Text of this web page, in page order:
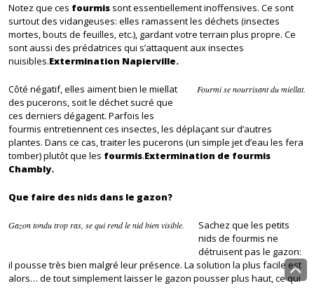
Notez que ces fourmis sont essentiellement inoffensives. Ce sont
surtout des vidangeuses: elles ramassent les déchets (insectes
mortes, bouts de feuilles, etc.), gardant votre terrain plus propre. Ce
sont aussi des prédatrices qui s’attaquent aux insectes
nuisibles.Extermination Napierville.
Fourmi se nourrisant du miellat.
Côté négatif, elles aiment bien le miellat
des pucerons, soit le déchet sucré que
ces derniers dégagent. Parfois les
fourmis entretiennent ces insectes, les déplaçant sur d’autres
plantes. Dans ce cas, traiter les pucerons (un simple jet d’eau les fera
tomber) plutôt que les fourmis.Extermination de fourmis
Chambly.
Que faire des nids dans le gazon?
Gazon tondu trop ras, se qui rend le nid bien visible.
Sachez que les petits
nids de fourmis ne
détruisent pas le gazon:
il pousse très bien malgré leur présence. La solution la plus facile est
alors… de tout simplement laisser le gazon pousser plus haut, ce qui